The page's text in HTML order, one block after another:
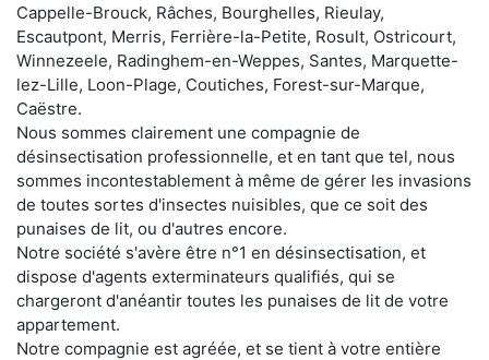
Cappelle-Brouck, Râches, Bourghelles, Rieulay,
Escautpont, Merris, Ferrière-la-Petite, Rosult, Ostricourt,
Winnezeele, Radinghem-en-Weppes, Santes, Marquette-
lez-Lille, Loon-Plage, Coutiches, Forest-sur-Marque,
Caëstre.
Nous sommes clairement une compagnie de
désinsectisation professionnelle, et en tant que tel, nous
sommes incontestablement à même de gérer les invasions
de toutes sortes d'insectes nuisibles, que ce soit des
punaises de lit, ou d'autres encore.
Notre société s'avère être n°1 en désinsectisation, et
dispose d'agents exterminateurs qualifiés, qui se
chargeront d'anéantir toutes les punaises de lit de votre
appartement.
Notre compagnie est agréée, et se tient à votre entière